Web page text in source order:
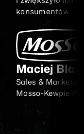
konsumentów.
Maciej
Sales &
Mosso-Kewpie